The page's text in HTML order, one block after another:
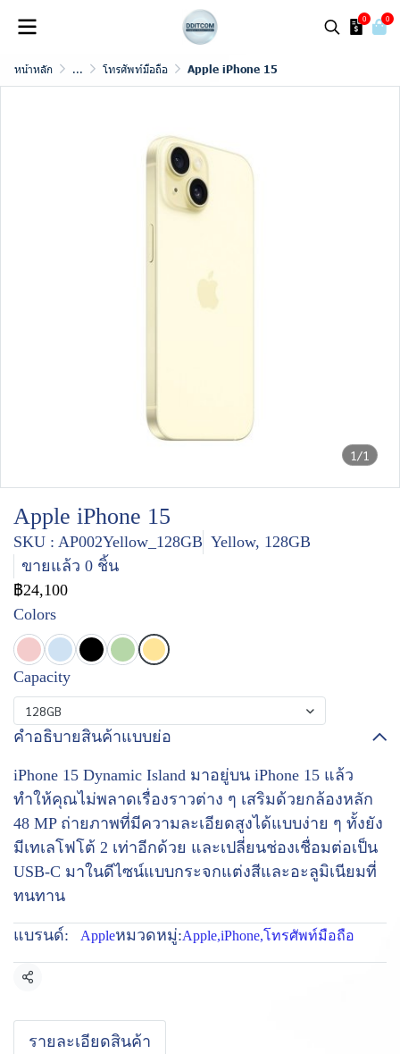
0 0
หน้าหลัก ... โทรศัพท์มือถือ Apple iPhone 15
1/1
Apple iPhone 15
SKU : AP002Yellow_128GB Yellow, 128GB
ขายแล้ว 0 ชิ้น
฿24,100
Colors
Capacity
128GB
คำอธิบายสินค้าแบบย่อ
iPhone 15 Dynamic Island มาอยู่บน iPhone 15 แล้ว
ทำให้คุณไม่พลาดเรื่องราวต่าง ๆ เสริมด้วยกล้องหลัก
48 MP ถ่ายภาพที่มีความละเอียดสูงได้แบบง่าย ๆ ทั้งยัง
มีเทเลโฟโต้ 2 เท่าอีกด้วย และเปลี่ยนช่องเชื่อมต่อเป็น
USB-C มาในดีไซน์แบบกระจกแต่งสีและอะลูมิเนียมที่
ทนทาน
แบรนด์: Appleหมวดหมู่:Apple,iPhone,โทรศัพท์มือถือ
แชร์
รายละเอียดสินค้า